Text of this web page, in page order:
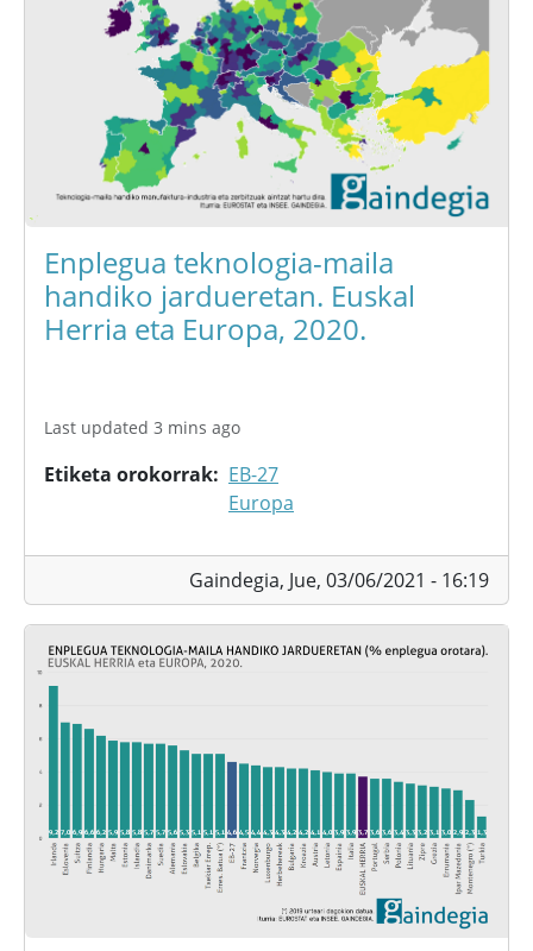
Enplegua teknologia-maila
handiko jardueretan. Euskal
Herria eta Europa, 2020.
Last updated 3 mins ago
Etiketa orokorrak
EB-27
Europa
Gaindegia, Jue, 03/06/2021 - 16:19